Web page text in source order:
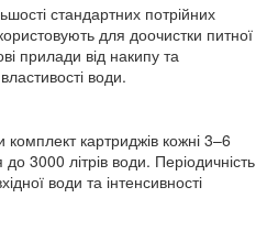
стандартних потрійних
для доочистки питної
прилади від накипу та
води.
картриджів кожні 3–6
3000 літрів води. Періодичність
води та інтенсивності